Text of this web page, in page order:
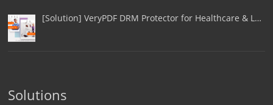
[Solution] VeryPDF DRM Protector for Healthcare & L…
Solutions